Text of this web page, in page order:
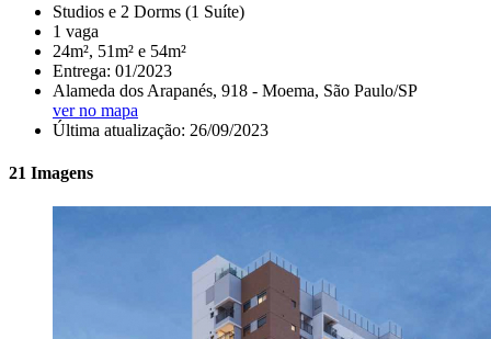
Studios e 2 Dorms (1 Suíte)
1 vaga
24m², 51m² e 54m²
Entrega: 01/2023
Alameda dos Arapanés, 918 - Moema, São Paulo/SP
ver no mapa
Última atualização: 26/09/2023
21 Imagens